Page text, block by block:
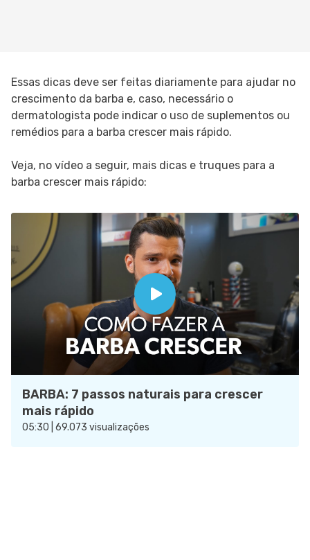
Essas dicas deve ser feitas diariamente para ajudar no
crescimento da barba e, caso, necessário o
dermatologista pode indicar o uso de suplementos ou
remédios para a barba crescer mais rápido.
Veja, no vídeo a seguir, mais dicas e truques para a
barba crescer mais rápido:
BARBA: 7 passos naturais para crescer
mais rápido
05:30 | 69.073 visualizações